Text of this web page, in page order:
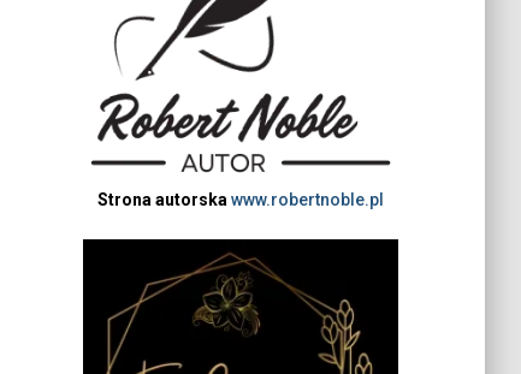
Strona autorska www.robertnoble.pl